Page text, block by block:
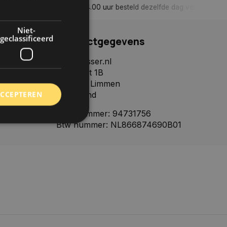
tenzij anders aangegeven Tot 30 dagen retour sturen.
Contactgegevens
Autoklusser.nl
Het Palet 1B
1906CJ, Limmen
Nederland
KVK nummer: 94731756
Btw nummer: NL866874690B01
Niet-
geclassificeerd
en